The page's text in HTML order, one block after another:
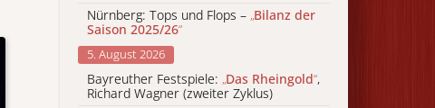
Nürnberg: Tops und Flops – „Bilanz der
Saison 2025/26“
5. August 2026
Bayreuther Festspiele: „Das Rheingold“,
Richard Wagner (zweiter Zyklus)